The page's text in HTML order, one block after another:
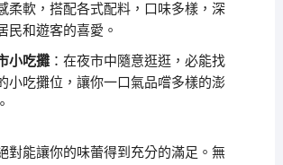
柔軟，搭配各式配料，口味多樣，深
民和遊客的喜愛。
小吃攤：在夜市中隨意逛逛，必能找
小吃攤位，讓你一口氣品嚐多樣的澎
對能讓你的味蕾得到充分的滿足。無